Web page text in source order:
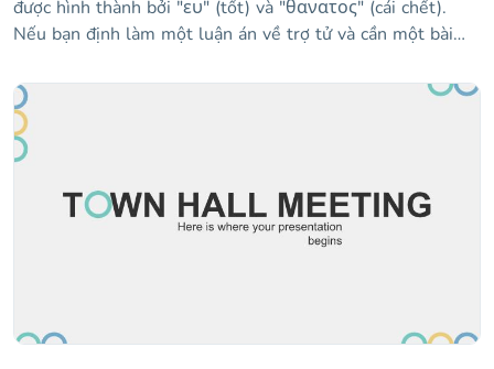
được hình thành bởi "ευ" (tốt) và "θανατος" (cái chết).
Nếu bạn định làm một luận án về trợ tử và cần một bài
về trợ tử là gì, các kỹ thuật mà nó được quản lý là gì, ai có
thể truy cập nó hoặc tranh cãi mà chủ đề này tạo ra. Các
slide cung cấp một phong cách trang trọng và được thiết
kế để làm cho thông tin của bạn nổi bật và bảo vệ luận án
của bạn thành công.